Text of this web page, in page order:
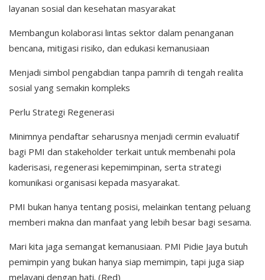
layanan sosial dan kesehatan masyarakat
Membangun kolaborasi lintas sektor dalam penanganan
bencana, mitigasi risiko, dan edukasi kemanusiaan
Menjadi simbol pengabdian tanpa pamrih di tengah realita
sosial yang semakin kompleks
Perlu Strategi Regenerasi
Minimnya pendaftar seharusnya menjadi cermin evaluatif
bagi PMI dan stakeholder terkait untuk membenahi pola
kaderisasi, regenerasi kepemimpinan, serta strategi
komunikasi organisasi kepada masyarakat.
PMI bukan hanya tentang posisi, melainkan tentang peluang
memberi makna dan manfaat yang lebih besar bagi sesama.
Mari kita jaga semangat kemanusiaan. PMI Pidie Jaya butuh
pemimpin yang bukan hanya siap memimpin, tapi juga siap
melayani dengan hati. (Red)